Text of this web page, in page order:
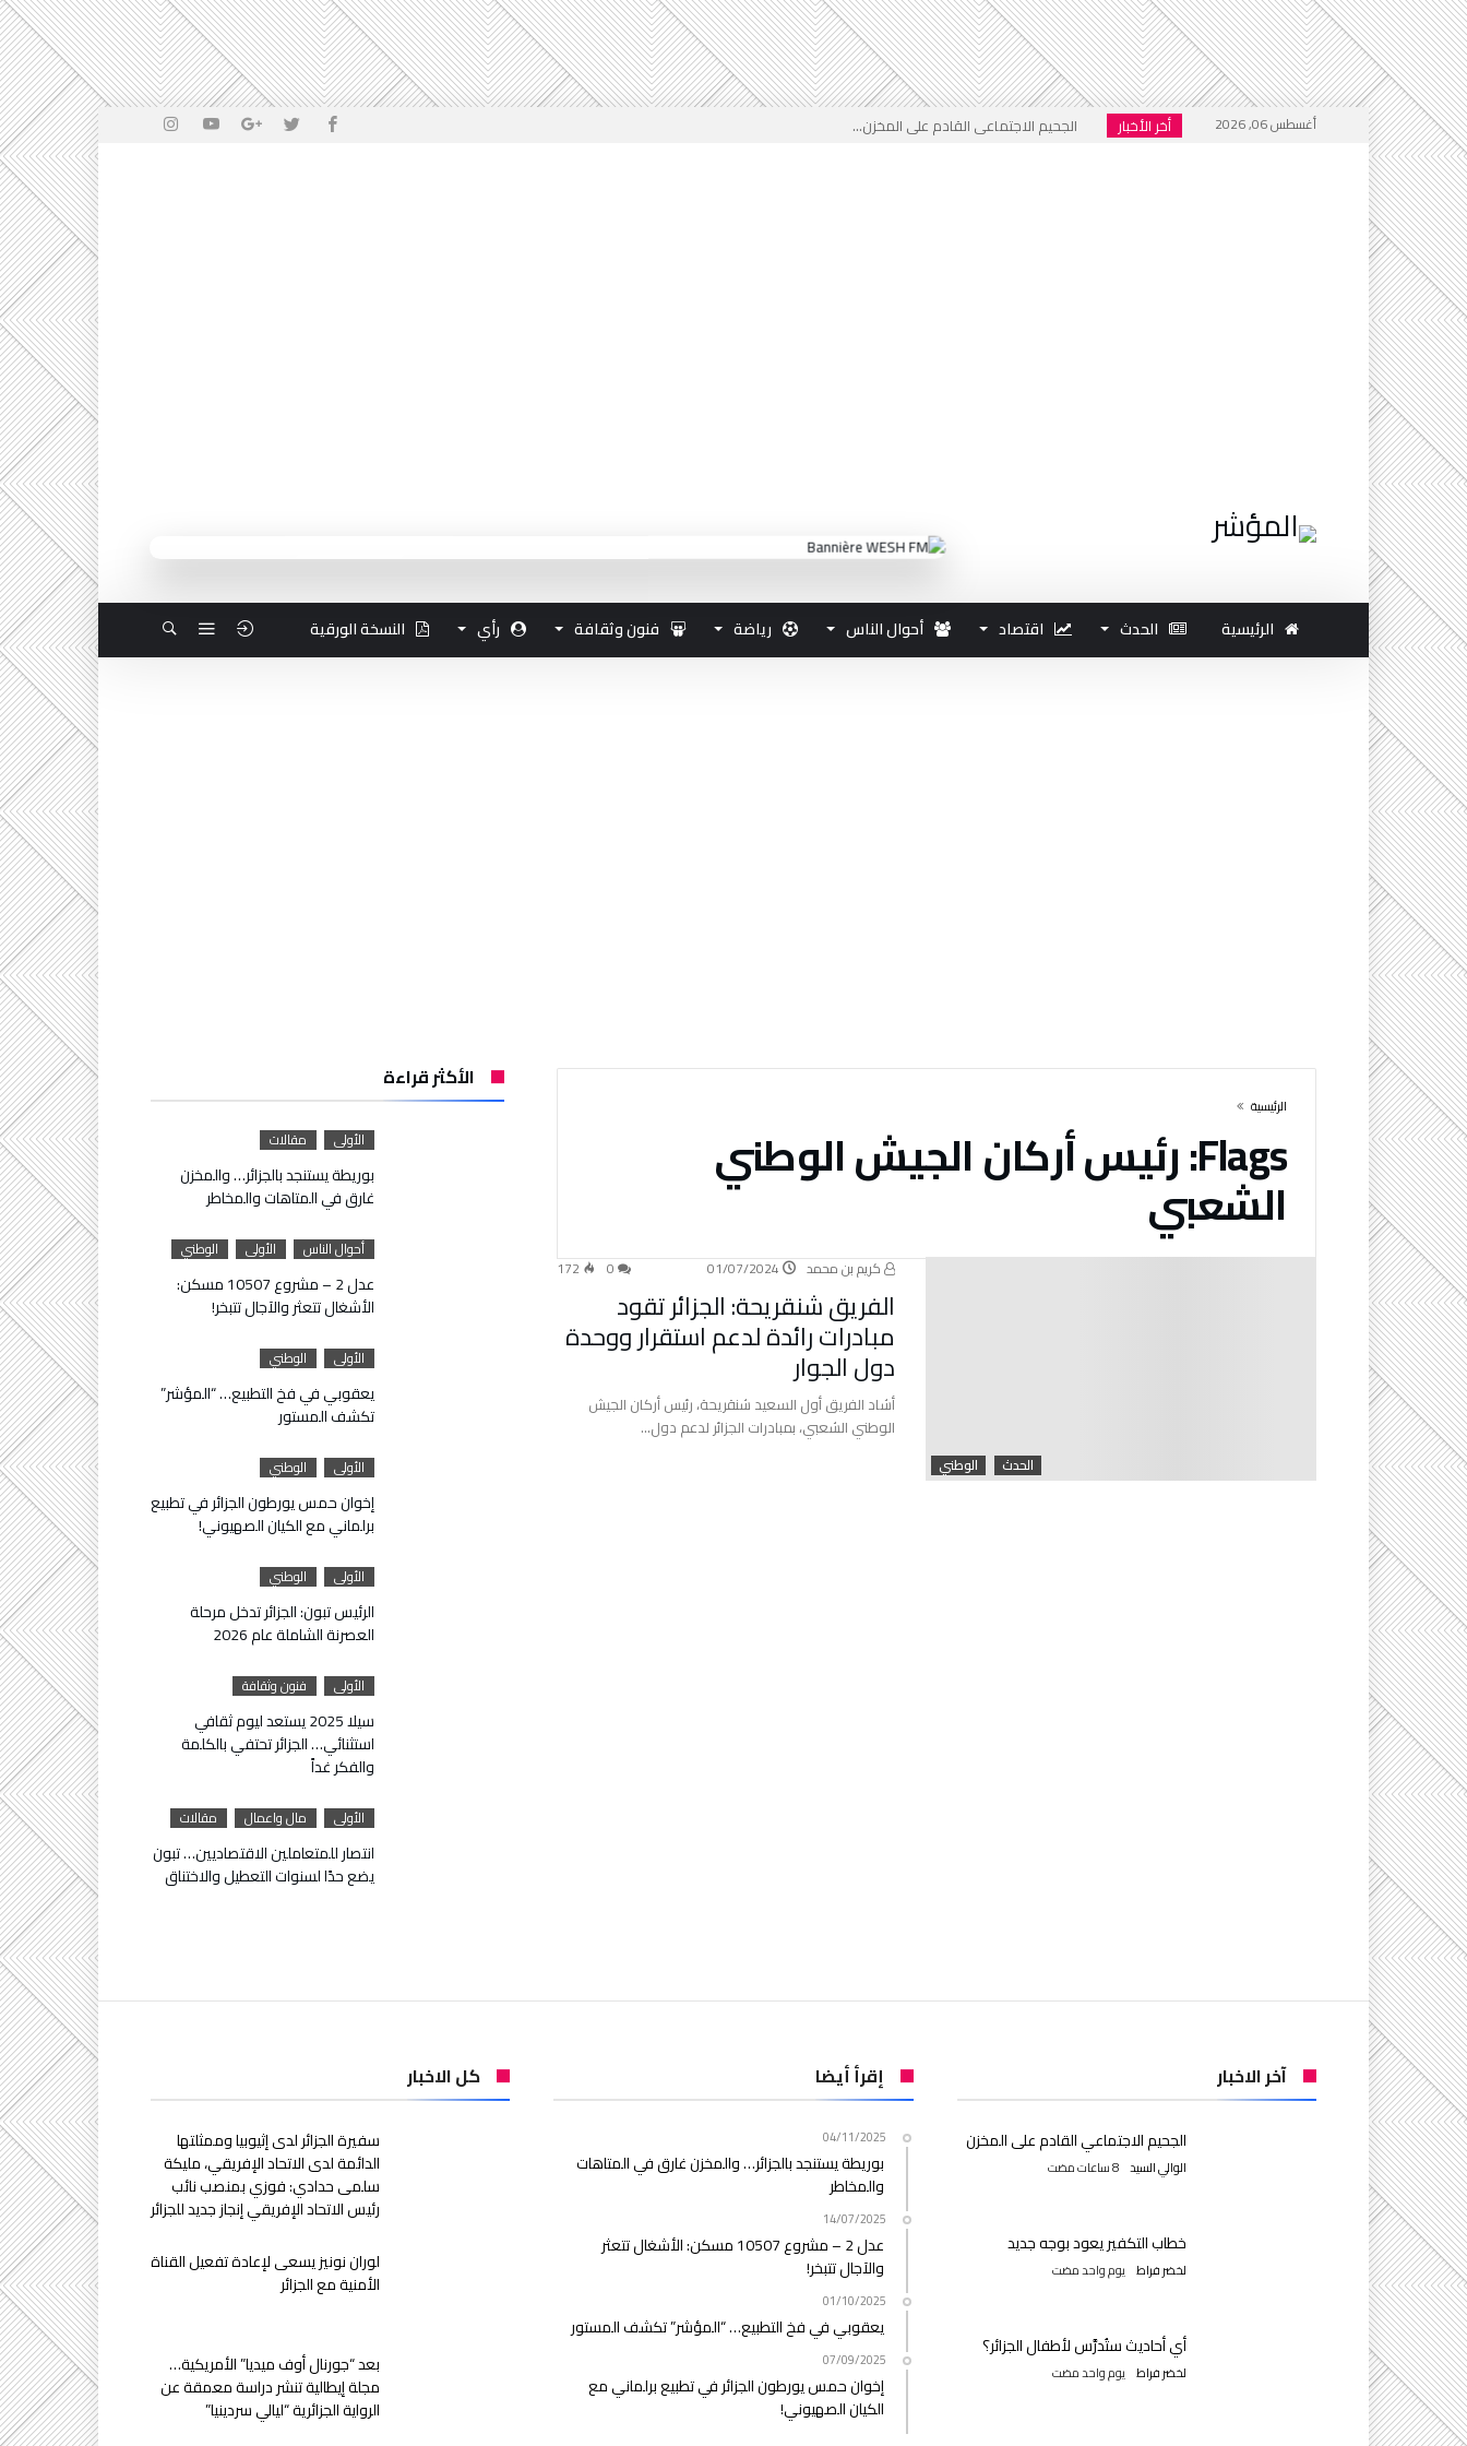
أغسطس 06, 2026 أخر الأخبار
الجحيم الاجتماعي القادم على المخزن...
الرئيسية الحدث اقتصاد أحوال الناس رياضة فنون وثقافة رأي النسخة الورقية
‫الرئيسية‬
Flags: رئيس أركان الجيش الوطني
الشعبي
الحدث الوطني
كريم بن محمد 01/07/2024
172
الفريق شنقريحة: الجزائر تقود
مبادرات رائدة لدعم استقرار ووحدة
دول الجوار
أشاد الفريق أول السعيد شنقريحة، رئيس أركان الجيش
الوطني الشعبي، بمبادرات الجزائر لدعم دول…
الأكثر قراءة
الأولى مقالات
بوريطة يستنجد بالجزائر… والمخزن
غارق في المتاهات والمخاطر
أحوال الناس الأولى الوطني
عدل 2 – مشروع 10507 مسكن:
الأشغال تتعثر والآجال تتبخر!
الأولى الوطني
يعقوبي في فخ التطبيع… “المؤشر”
تكشف المستور
الأولى الوطني
إخوان حمس يورطون الجزائر في تطبيع
برلماني مع الكيان الصهيوني!
الأولى الوطني
الرئيس تبون: الجزائر تدخل مرحلة
العصرنة الشاملة عام 2026
الأولى فنون وثقافة
سيلا 2025 يستعد ليوم ثقافي
استثنائي… الجزائر تحتفي بالكلمة
والفكر غداً
الأولى مال واعمال مقالات
انتصار للمتعاملين الاقتصاديين… تبون
يضع حدًا لسنوات التعطيل والاختناق
آخر الاخبار
الجحيم الاجتماعي القادم على المخزن
الوالي السيد
خطاب التكفير يعود بوجه جديد
لخضر فراط ‫‫‫‏‫يوم واحد مضت‬
أي أحاديث ستُدرَّس لأطفال الجزائر؟
لخضر فراط ‫‫‫‏‫يوم واحد مضت‬
إقرأ أيضا
04/11/2025
بوريطة يستنجد بالجزائر… والمخزن غارق في المتاهات
والمخاطر
14/07/2025
عدل 2 – مشروع 10507 مسكن: الأشغال تتعثر
والآجال تتبخر!
01/10/2025
يعقوبي في فخ التطبيع… “المؤشر” تكشف المستور
07/09/2025
إخوان حمس يورطون الجزائر في تطبيع برلماني مع
الكيان الصهيوني!
كل الاخبار
سفيرة الجزائر لدى إثيوبيا وممثلتها
الدائمة لدى الاتحاد الإفريقي، مليكة
سلمى حدادي: فوزي بمنصب نائب
رئيس الاتحاد الإفريقي إنجاز جديد للجزائر
لوران نونيز يسعى لإعادة تفعيل القناة
الأمنية مع الجزائر
بعد “جورنال أوف ميديا” الأمريكية…
مجلة إيطالية تنشر دراسة معمقة عن
الرواية الجزائرية “ليالي سردينيا”